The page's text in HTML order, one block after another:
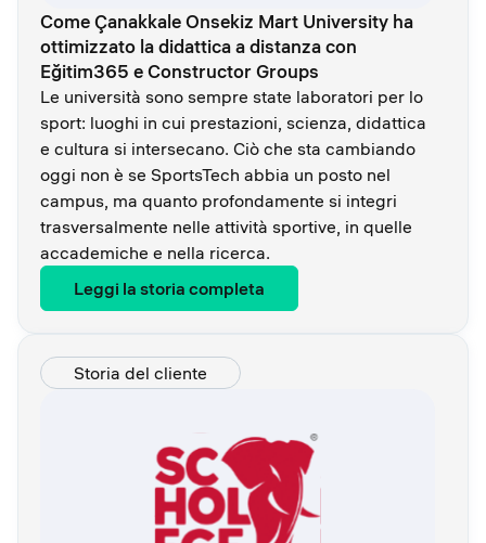
Come Çanakkale Onsekiz Mart University ha
ottimizzato la didattica a distanza con
Eğitim365 e Constructor Groups
Le università sono sempre state laboratori per lo
sport: luoghi in cui prestazioni, scienza, didattica
e cultura si intersecano. Ciò che sta cambiando
oggi non è se SportsTech abbia un posto nel
campus, ma quanto profondamente si integri
trasversalmente nelle attività sportive, in quelle
accademiche e nella ricerca.
Leggi la storia completa
Storia del cliente